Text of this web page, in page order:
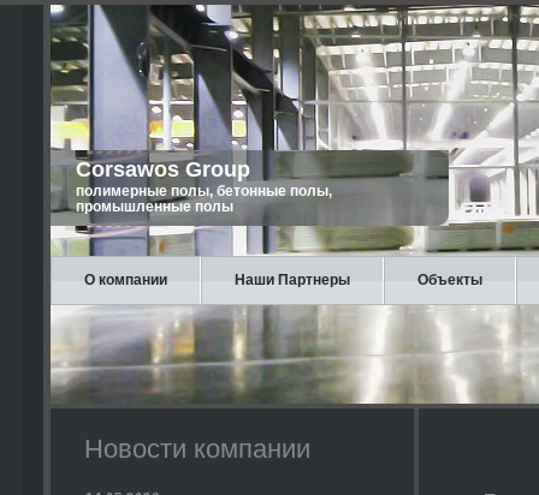
Corsawos Group
полимерные полы, бетонные полы,
промышленные полы
О компании Наши Партнеры Объекты
Новости компании